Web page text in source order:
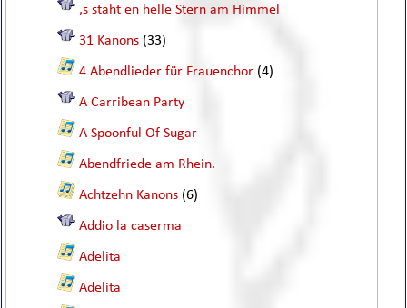
,s staht en helle Stern am Himmel
31 Kanons (33)
4 Abendlieder für Frauenchor (4)
A Carribean Party
A Spoonful Of Sugar
Abendfriede am Rhein.
Achtzehn Kanons (6)
Addio la caserma
Adelita
Adelita